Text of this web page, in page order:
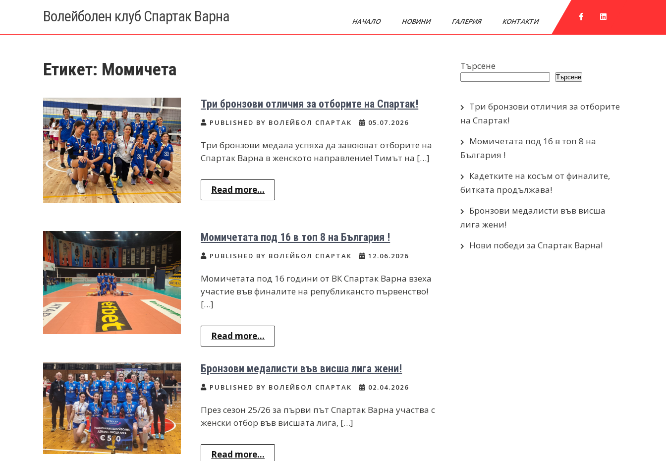
content
Волейболен клуб Спартак Варна НАЧАЛО НОВИНИ ГАЛЕРИЯ КОНТАКТИ
Етикет: Момичета
Три бронзови отличия за отборите на Спартак!
PUBLISHED BY ВОЛЕЙБОЛ СПАРТАК 05.07.2026
Три бронзови медала успяха да завоюват отборите на
Спартак Варна в женското направление! Тимът на […]
Read more...
Момичетата под 16 в топ 8 на България !
PUBLISHED BY ВОЛЕЙБОЛ СПАРТАК 12.06.2026
Момичетата под 16 години от ВК Спартак Варна взеха
участие във финалите на републикансто първенство!
[…]
Read more...
Бронзови медалисти във висша лига жени!
PUBLISHED BY ВОЛЕЙБОЛ СПАРТАК 02.04.2026
През сезон 25/26 за първи път Спартак Варна участва с
женски отбор във висшата лига, […]
Read more...
Търсене
Търсене
Три бронзови отличия за отборите
на Спартак!
Момичетата под 16 в топ 8 на
България !
Кадетките на косъм от финалите,
битката продължава!
Бронзови медалисти във висша
лига жени!
Нови победи за Спартак Варна!